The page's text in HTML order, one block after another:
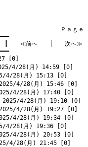
≪前へ
次へ≫
[0]
4/28(月) 14:59 [0]
4/28(月) 15:13 [0]
4/28(月) 15:46 [0]
4/28(月) 17:40 [0]
4/28(月) 19:10 [0]
4/28(月) 19:27 [0]
4/28(月) 19:34 [0]
4/28(月) 19:36 [0]
4/28(月) 20:53 [0]
4/28(月) 21:45 [0]